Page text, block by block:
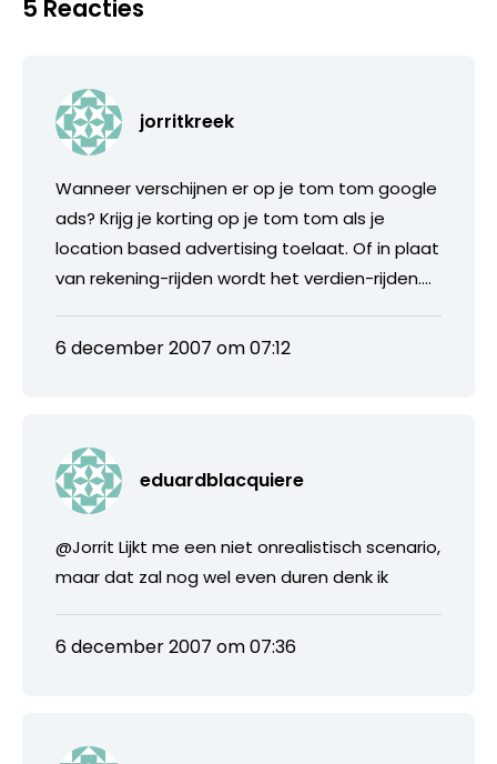
5 Reacties
jorritkreek
Wanneer verschijnen er op je tom tom google
ads? Krijg je korting op je tom tom als je
location based advertising toelaat. Of in plaat
van rekening-rijden wordt het verdien-rijden….
6 december 2007 om 07:12
eduardblacquiere
@Jorrit Lijkt me een niet onrealistisch scenario,
maar dat zal nog wel even duren denk ik
6 december 2007 om 07:36